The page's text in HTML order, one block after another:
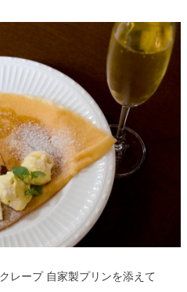
レープ 自家製プリンを添えて